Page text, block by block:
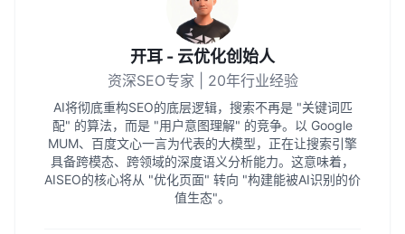
开耳 - 云优化创始人
资深SEO专家 | 20年行业经验
AI将彻底重构SEO的底层逻辑，搜索不再是 "关键词匹
配" 的算法，而是 "用户意图理解" 的竞争。以 Google
MUM、百度文心一言为代表的大模型，正在让搜索引擎
具备跨模态、跨领域的深度语义分析能力。这意味着，
AISEO的核心将从 "优化页面" 转向 "构建能被AI识别的价
值生态"。